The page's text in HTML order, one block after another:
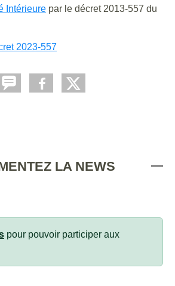
Intérieure par le décret 2013-557 du
2023-557
LA NEWS
pour pouvoir participer aux